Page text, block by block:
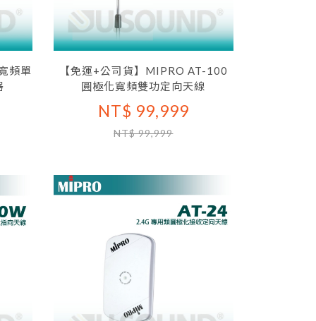
頻單
【免運+公司貨】MIPRO AT-100
圓極化寬頻雙功定向天線
NT$ 99,999
NT$ 99,999